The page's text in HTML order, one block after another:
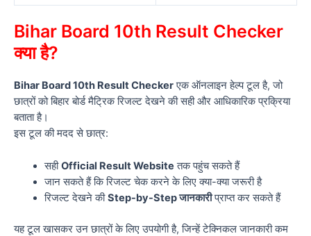
Bihar Board 10th Result Checker
क्या है?
Bihar Board 10th Result Checkerएक ऑनलाइन हेल्प टूल है, जो
छात्रों को बिहार बोर्ड मैट्रिक रिजल्ट देखने की सही और आधिकारिक प्रक्रिया
बताता है।
इस टूल की मदद से छात्र:
सहीOfficial Result Website तक पहुंच सकते हैं
जान सकते हैं कि रिजल्ट चेक करने के लिए क्या-क्या जरूरी है
रिजल्ट देखने कीStep-by-Step जानकारीप्राप्त कर सकते हैं
यह टूल खासकर उन छात्रों के लिए उपयोगी है, जिन्हें टेक्निकल जानकारी कम